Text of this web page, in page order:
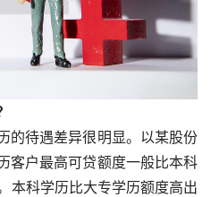
的待遇差异很明显。以某股份
客户最高可贷额度一般比本科
本科学历比大专学历额度高出